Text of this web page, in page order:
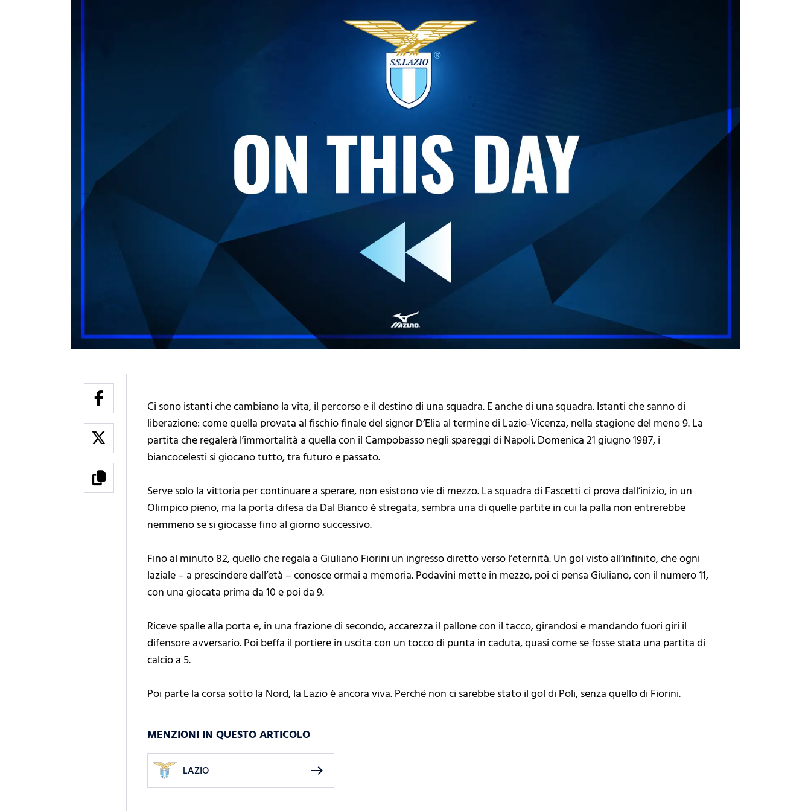
Ci sono istanti che cambiano la vita, il percorso e il destino di una squadra. E anche di una squadra. Istanti che sanno di
liberazione: come quella provata al fischio finale del signor D’Elia al termine di Lazio-Vicenza, nella stagione del meno 9. La
partita che regalerà l’immortalità a quella con il Campobasso negli spareggi di Napoli. Domenica 21 giugno 1987, i
biancocelesti si giocano tutto, tra futuro e passato.
Serve solo la vittoria per continuare a sperare, non esistono vie di mezzo. La squadra di Fascetti ci prova dall’inizio, in un
Olimpico pieno, ma la porta difesa da Dal Bianco è stregata, sembra una di quelle partite in cui la palla non entrerebbe
nemmeno se si giocasse fino al giorno successivo.
Fino al minuto 82, quello che regala a Giuliano Fiorini un ingresso diretto verso l’eternità. Un gol visto all’infinito, che ogni
laziale – a prescindere dall’età – conosce ormai a memoria. Podavini mette in mezzo, poi ci pensa Giuliano, con il numero 11,
con una giocata prima da 10 e poi da 9.
Riceve spalle alla porta e, in una frazione di secondo, accarezza il pallone con il tacco, girandosi e mandando fuori giri il
difensore avversario. Poi beffa il portiere in uscita con un tocco di punta in caduta, quasi come se fosse stata una partita di
calcio a 5.
Poi parte la corsa sotto la Nord, la Lazio è ancora viva. Perché non ci sarebbe stato il gol di Poli, senza quello di Fiorini.
MENZIONI IN QUESTO ARTICOLO
LAZIO east